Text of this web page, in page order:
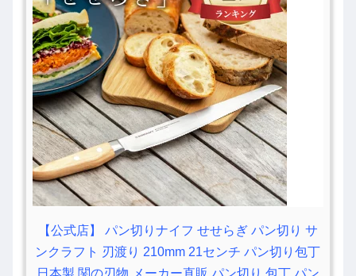
【公式店】 パン切りナイフ せせらぎ パン切り サ
ンクラフト 刃渡り 210mm 21センチ パン切り包丁